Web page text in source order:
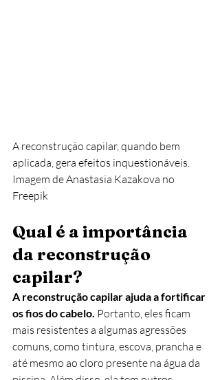
A reconstrução capilar, quando bem
aplicada, gera efeitos inquestionáveis.
Imagem de Anastasia Kazakova no
Freepik
Qual é a importância
da reconstrução
capilar?
A reconstrução capilar ajuda a fortificar
os fios do cabelo. Portanto, eles ficam
mais resistentes a algumas agressões
comuns, como tintura, escova, prancha e
até mesmo ao cloro presente na água da